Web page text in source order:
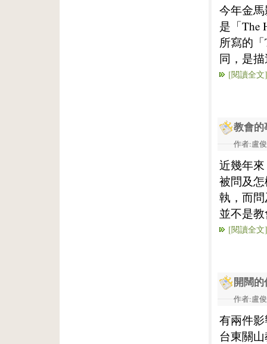
今年金
是「The
所寫的
同，是
[閱讀全文]
教會的
作者:盧
近幾年
被問及
執，而
並不是
[閱讀全文]
開闊
作者:盧
有兩件
台東關